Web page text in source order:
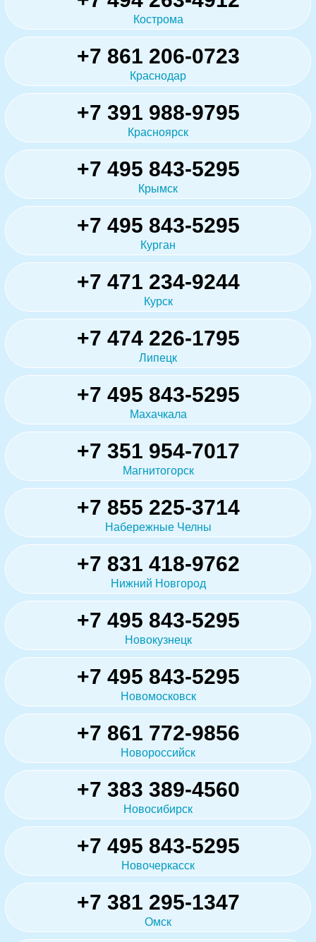
Кострома
+7 861 206-0723
Краснодар
+7 391 988-9795
Красноярск
+7 495 843-5295
Крымск
+7 495 843-5295
Курган
+7 471 234-9244
Курск
+7 474 226-1795
Липецк
+7 495 843-5295
Махачкала
+7 351 954-7017
Магнитогорск
+7 855 225-3714
Набережные Челны
+7 831 418-9762
Нижний Новгород
+7 495 843-5295
Новокузнецк
+7 495 843-5295
Новомосковск
+7 861 772-9856
Новороссийск
+7 383 389-4560
Новосибирск
+7 495 843-5295
Новочеркасск
+7 381 295-1347
Омск